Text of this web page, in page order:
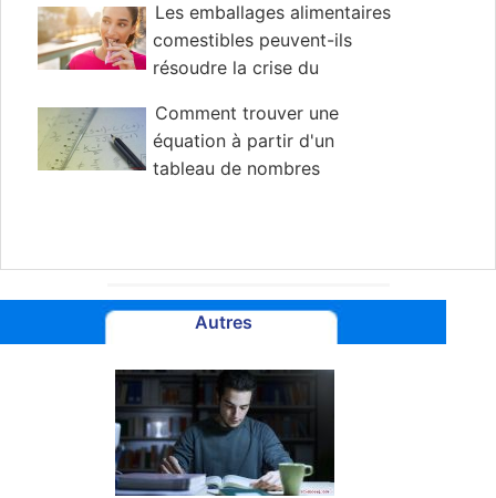
Les emballages alimentaires
comestibles peuvent-ils
résoudre la crise du
Comment trouver une
équation à partir d'un
tableau de nombres
Autres